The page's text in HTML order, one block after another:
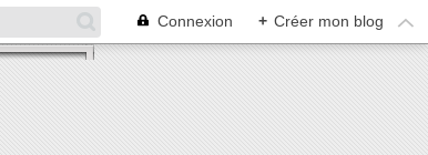
Connexion + Créer mon blog